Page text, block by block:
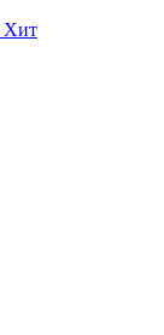
Хит